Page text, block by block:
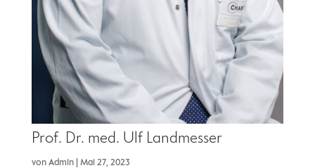
Prof. Dr. med. Ulf Landmesser
von Admin| Mai 27, 2023